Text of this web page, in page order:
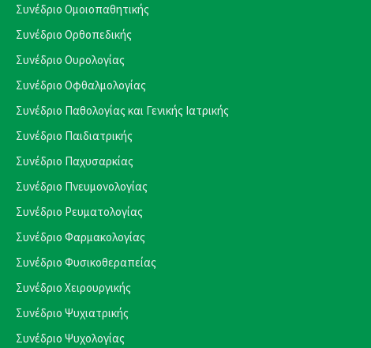
Συνέδριο Ομοιοπαθητικής
Συνέδριο Ορθοπεδικής
Συνέδριο Ουρολογίας
Συνέδριο Οφθαλμολογίας
Συνέδριο Παθολογίας και Γενικής Ιατρικής
Συνέδριο Παιδιατρικής
Συνέδριο Παχυσαρκίας
Συνέδριο Πνευμονολογίας
Συνέδριο Ρευματολογίας
Συνέδριο Φαρμακολογίας
Συνέδριο Φυσικοθεραπείας
Συνέδριο Χειρουργικής
Συνέδριο Ψυχιατρικής
Συνέδριο Ψυχολογίας